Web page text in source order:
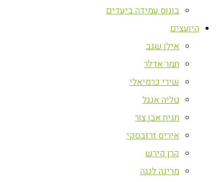
בונוס עמידה ביעדים
היועצים
אילן שגב
תמר אדלר
שירי כרמיאלי
טליה אנגל
חגית אבן צור
איריס זרזבסקי
קרן קירש
מרינה לנגה